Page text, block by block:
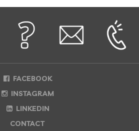
FACEBOOK
INSTAGRAM
LINKEDIN
CONTACT